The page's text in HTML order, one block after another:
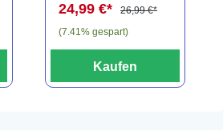
(2er-Pack)
24,99 €*
26,99 €*
(7.41% gespart)
Kaufen